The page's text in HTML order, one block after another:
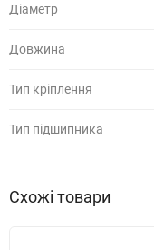
Діаметр
Довжина
Тип кріплення
Тип підшипника
Схожі товари